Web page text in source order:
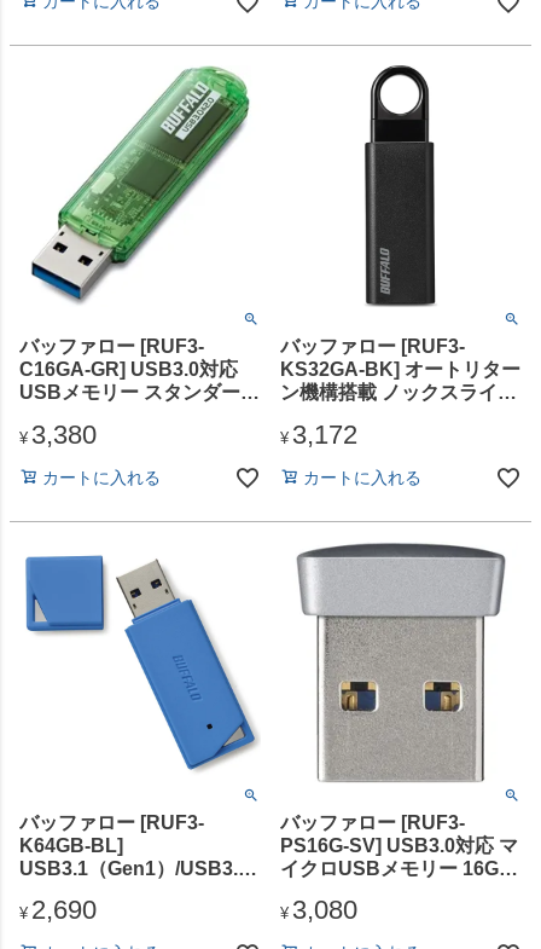
バッファロー [RUF3-
C16GA-GR] USB3.0対応
USBメモリー スタンダード
¥ 3,380
カートに入れる
バッファロー [RUF3-
KS32GA-BK] オートリター
ン機構搭載 ノックスライド
対応 USBメモリー 32GB
¥ 3,172
カートに入れる
バッファロー [RUF3-
K64GB-BL]
USB3.1（Gen1）/USB3.0
ーモデル 64GB ブルー
¥ 2,690
バッファロー [RUF3-
PS16G-SV] USB3.0対応 マ
イクロUSBメモリー 16GB
¥ 3,080